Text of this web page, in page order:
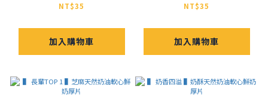
NT$35
加入購物車
NT$35
加入購物車